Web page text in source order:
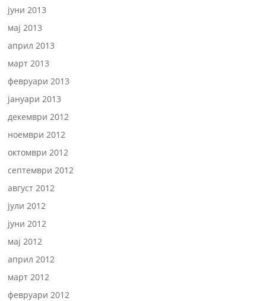
јуни 2013
мај 2013
април 2013
март 2013
февруари 2013
јануари 2013
декември 2012
ноември 2012
октомври 2012
септември 2012
август 2012
јули 2012
јуни 2012
мај 2012
април 2012
март 2012
февруари 2012